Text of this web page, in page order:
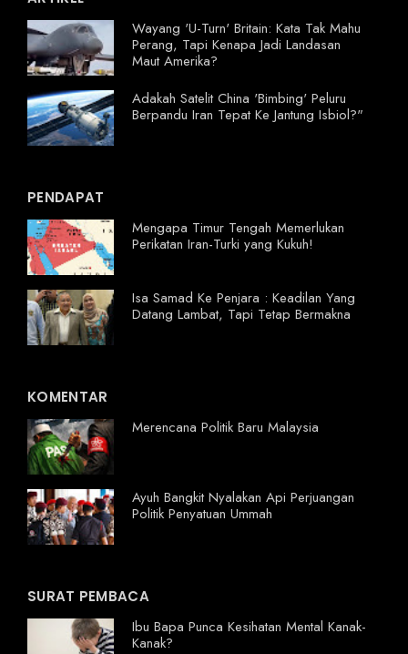
Wayang 'U-Turn' Britain: Kata Tak Mahu
Perang, Tapi Kenapa Jadi Landasan
Maut Amerika?
Adakah Satelit China 'Bimbing' Peluru
Berpandu Iran Tepat Ke Jantung Isbiol?"
PENDAPAT
Mengapa Timur Tengah Memerlukan
Perikatan Iran-Turki yang Kukuh!
Isa Samad Ke Penjara : Keadilan Yang
Datang Lambat, Tapi Tetap Bermakna
KOMENTAR
Merencana Politik Baru Malaysia
Ayuh Bangkit Nyalakan Api Perjuangan
Politik Penyatuan Ummah
SURAT PEMBACA
Ibu Bapa Punca Kesihatan Mental Kanak-
Kanak?